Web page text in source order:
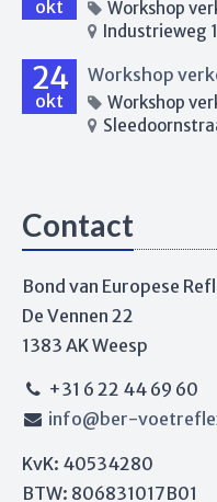
okt
Workshop
Industrieweg
24
okt
Workshop
Contact
Bond van Europese
De Vennen 22
1383 AK Weesp
+31 6 22 44 69 60
info@ber-
KvK: 40534280
BTW: 806831017B01